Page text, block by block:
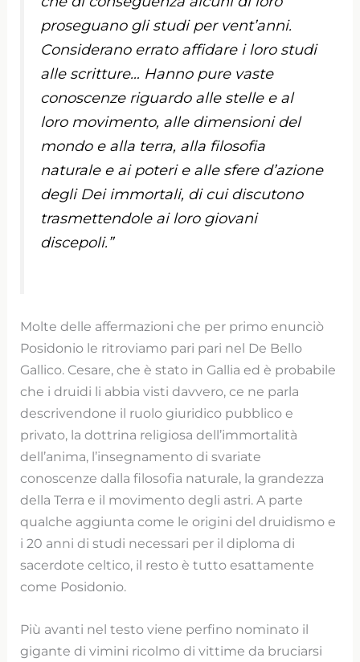
proseguano gli studi per vent’anni.
Considerano errato affidare i loro studi
alle scritture… Hanno pure vaste
conoscenze riguardo alle stelle e al
loro movimento, alle dimensioni del
mondo e alla terra, alla filosofia
naturale e ai poteri e alle sfere d’azione
degli Dei immortali, di cui discutono
trasmettendole ai loro giovani
discepoli.”
Molte delle affermazioni che per primo enunciò
Posidonio le ritroviamo pari pari nel De Bello
Gallico. Cesare, che è stato in Gallia ed è probabile
che i druidi li abbia visti davvero, ce ne parla
descrivendone il ruolo giuridico pubblico e
privato, la dottrina religiosa dell’immortalità
dell’anima, l’insegnamento di svariate
conoscenze dalla filosofia naturale, la grandezza
della Terra e il movimento degli astri. A parte
qualche aggiunta come le origini del druidismo e
i 20 anni di studi necessari per il diploma di
sacerdote celtico, il resto è tutto esattamente
come Posidonio.
Più avanti nel testo viene perfino nominato il
gigante di vimini ricolmo di vittime da bruciarsi